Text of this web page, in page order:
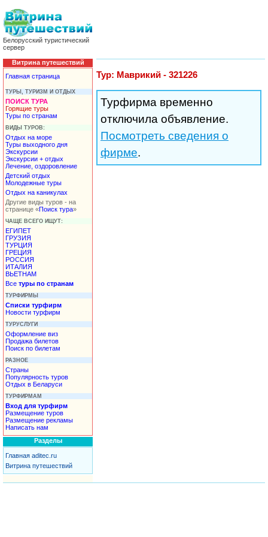
Белорусский туристический
сервер
Витрина путешествий
Главная страница
ТУРЫ, ТУРИЗМ И ОТДЫХ
ПОИСК ТУРА
Горящие туры
Туры по странам
ВИДЫ ТУРОВ:
Отдых на море
Туры выходного дня
Экскурсии
Экскурсии + отдых
Лечение, оздоровление
Детский отдых
Молодежные туры
Отдых на каникулах
Другие виды туров - на
странице «Поиск тура»
ЧАЩЕ ВСЕГО ИЩУТ:
ЕГИПЕТ
ГРУЗИЯ
ТУРЦИЯ
ГРЕЦИЯ
РОССИЯ
ИТАЛИЯ
ВЬЕТНАМ
Все туры по странам
ТУРФИРМЫ
Списки турфирм
Новости турфирм
ТУРУСЛУГИ
Оформление виз
Продажа билетов
Поиск по билетам
РАЗНОЕ
Страны
Популярность туров
Отдых в Беларуси
ТУРФИРМАМ
Вход для турфирм
Размещение туров
Размещение рекламы
Написать нам
Разделы
Главная aditec.ru
Витрина путешествий
Тур: Маврикий - 321226
Турфирма временно
отключила объявление.
Посмотреть сведения о
фирме.